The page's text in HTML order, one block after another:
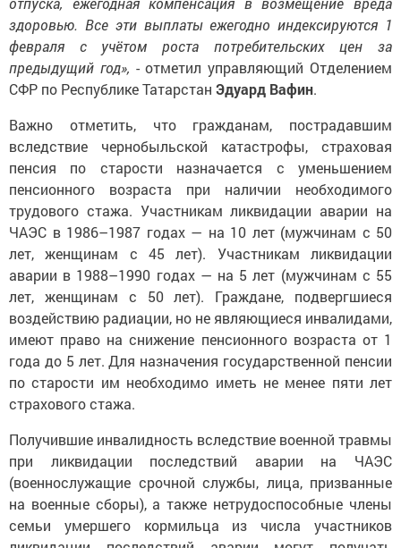
здоровью. Все эти выплаты ежегодно индексируются 1
февраля с учётом роста потребительских цен за
предыдущий год», - отметил управляющий Отделением
СФР по Республике Татарстан Эдуард Вафин.
Важно отметить, что гражданам, пострадавшим
вследствие чернобыльской катастрофы, страховая
пенсия по старости назначается с уменьшением
пенсионного возраста при наличии необходимого
трудового стажа. Участникам ликвидации аварии на
ЧАЭС в 1986–1987 годах — на 10 лет (мужчинам с 50
лет, женщинам с 45 лет). Участникам ликвидации
аварии в 1988–1990 годах — на 5 лет (мужчинам с 55
лет, женщинам с 50 лет). Граждане, подвергшиеся
воздействию радиации, но не являющиеся инвалидами,
имеют право на снижение пенсионного возраста от 1
года до 5 лет. Для назначения государственной пенсии
по старости им необходимо иметь не менее пяти лет
страхового стажа.
Получившие инвалидность вследствие военной травмы
при ликвидации последствий аварии на ЧАЭС
(военнослужащие срочной службы, лица, призванные
на военные сборы), а также нетрудоспособные члены
семьи умершего кормильца из числа участников